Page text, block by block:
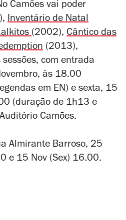
Camões vai poder
Inventário de Natal
(2002), Cântico das
(2013),
com entrada
às 18.00
em EN) e sexta, 15
(duração de 1h13 e
Camões.
Almirante Barroso, 25
e 15 Nov (Sex) 16.00.